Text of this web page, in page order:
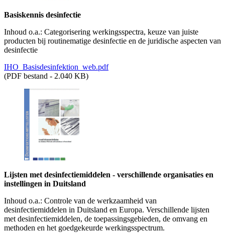
Basiskennis desinfectie
Inhoud o.a.: Categorisering werkingsspectra, keuze van juiste
producten bij routinematige desinfectie en de juridische aspecten van
desinfectie
IHO_Basisdesinfektion_web.pdf
(PDF bestand - 2.040 KB)
Lijsten met desinfectiemiddelen - verschillende organisaties en
instellingen in Duitsland
Inhoud o.a.: Controle van de werkzaamheid van
desinfectiemiddelen in Duitsland en Europa. Verschillende lijsten
met desinfectiemiddelen, de toepassingsgebieden, de omvang en
methoden en het goedgekeurde werkingsspectrum.